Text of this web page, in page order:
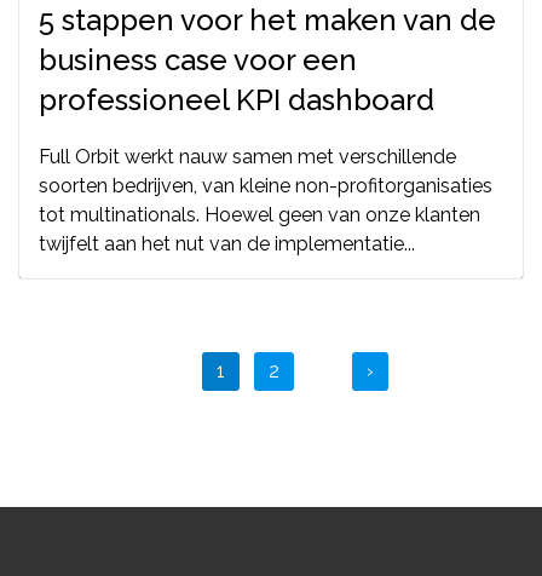
5 stappen voor het maken van de
business case voor een
professioneel KPI dashboard
Full Orbit werkt nauw samen met verschillende
soorten bedrijven, van kleine non-profitorganisaties
tot multinationals. Hoewel geen van onze klanten
twijfelt aan het nut van de implementatie...
1 2 ›